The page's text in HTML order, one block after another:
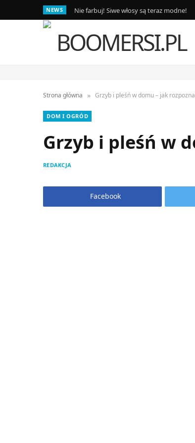
NEWS Nie farbuj! Siwe włosy są teraz modne!
Strona główna » Grzyb i pleśń w domu – jak
DOM I OGRÓD
Grzyb i pleśń w
REDAKCJA
Facebook